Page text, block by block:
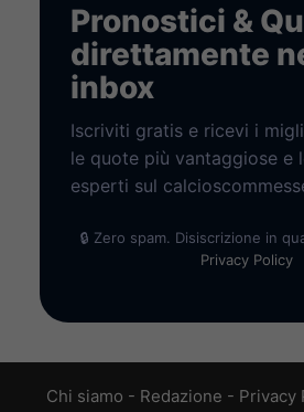
Pronostici &
direttamente
inbox
Iscriviti gratis e ricevi i
le quote più vantaggiose e
esperti sul
🔒 Zero spam. Disiscrizione in
Privacy Policy
Chi siamo - Redazione - Privacy